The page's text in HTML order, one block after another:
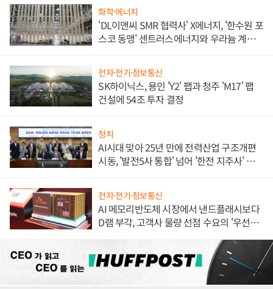
화학·에너지
'DL이앤씨 SMR 협력사' X에너지, '한수원 포
스코 동맹' 센트러스에너지와 우라늄 계약
전자·전기·정보통신
SK하이닉스, 용인 'Y2' 팹과 청주 'M17' 팹
건설에 54조 투자 결정
정치
AI시대 맞아 25년 만에 전력산업 구조개편
시동, '발전5사 통합' 넘어 '한전 지주사' 재편
전자·전기·정보통신
AI 메모리반도체 시장에서 낸드플래시보다
D램 부각, 고객사 물량 선점 수요의 '우선순